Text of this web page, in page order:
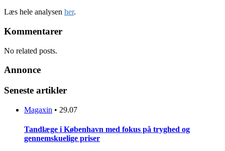
Læs hele analysen her.
Kommentarer
No related posts.
Annonce
Seneste artikler
Magaxin • 29.07
Tandlæge i København med fokus på tryghed og
gennemskuelige priser